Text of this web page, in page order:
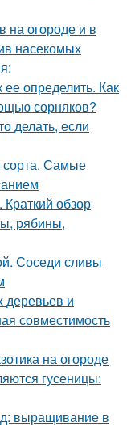
на огороде и в
насекомых
ее определить. Как
сорняков?
делать, если
сорта. Самые
обзор
рябины,
Соседи сливы
деревьев и
совместимость
на огороде
гусеницы:
выращивание в